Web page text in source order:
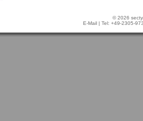
© 2026
E-Mail | Tel: +49-2305-